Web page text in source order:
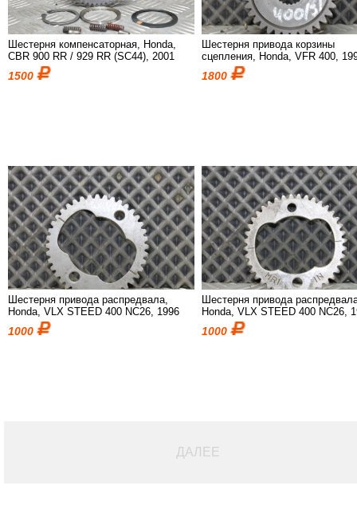
Шестерня компенсаторная, Honda,
CBR 900 RR / 929 RR (SC44), 2001
1500
Шестерня привода корзины
сцепления, Honda, VFR 400,
1800
Шестерня привода распредвала,
Honda, VLX STEED 400 NC26, 1996
1000
Шестерня привода
Honda, VLX STEED 400 NC26,
1000
ДАЛЕЕ